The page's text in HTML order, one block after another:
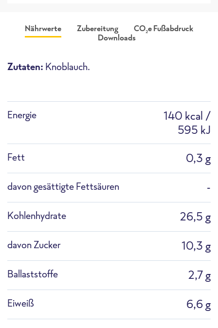
Nährwerte Zubereitung CO2e Fußabdruck
Downloads
Zutaten: Knoblauch.
Energie
140 kcal /
595 kJ
Fett 0,3 g
davon gesättigte Fettsäuren -
Kohlenhydrate 26,5 g
davon Zucker 10,3 g
Ballaststoffe 2,7 g
Eiweiß 6,6 g
Ofen Fritteuse
Pfanne Kochtopf Auftauen
Produkt
i
F1866G Profi-Kräuter Knoblauch, gewürfelt
Packshot